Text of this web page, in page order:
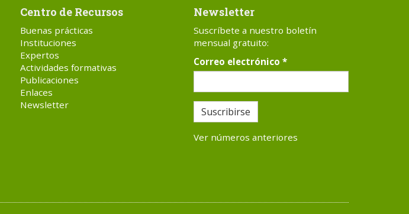
Centro de Recursos
Buenas prácticas
Instituciones
Expertos
Actividades formativas
Publicaciones
Enlaces
Newsletter
Newsletter
Suscríbete a nuestro boletín
mensual gratuito:
Correo electrónico *
Suscribirse
Ver números anteriores